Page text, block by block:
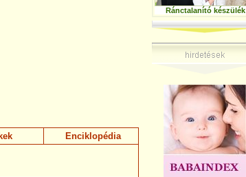
Enciklopédia
Ránctalanító készülék